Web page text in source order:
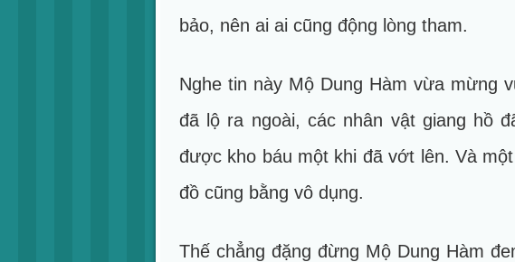
bảo, nên ai ai cũng động lòng tham.
Nghe tin này Mộ Dung Hàm vừa mừng
đã lộ ra ngoài, các nhân vật giang hồ
được kho báu một khi đã vớt lên. Và
đồ cũng bằng vô dụng.
Thế chẳng đặng đừng Mộ Dung Hàm